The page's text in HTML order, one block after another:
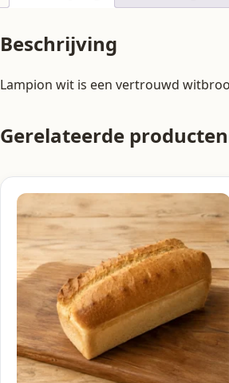
Beschrijving
Lampion wit is een vertrouwd
Gerelateerde producten